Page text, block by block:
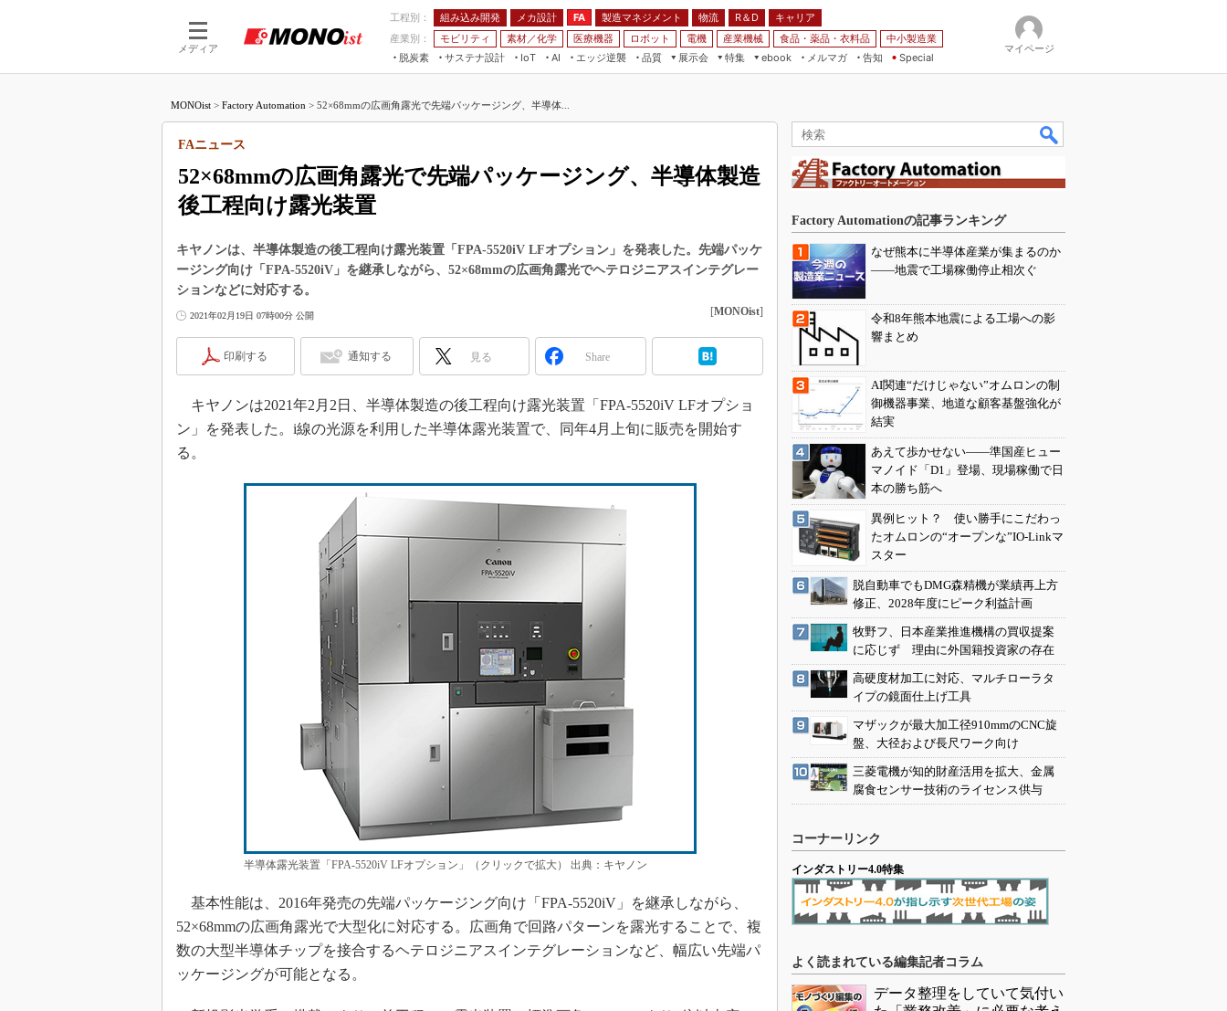
メディア
工程別： 組み込み開発 メカ設計 FA 製造マネジメント 物流 R＆D
キャリア
産業別：
モビリティ 素材／化学 医療機器 ロボット 電機 産業機械 食品・薬品・衣料品
中小製造業
脱炭素
サステナ設計
IoT
つながる工場
AI
AI×設備保全
エッジ逆襲 品質
展示会
JIMTOF
IIFES
TECHNO-FRONTIER
EdgeTech+
日本ものづくりワールド
AUTOMOTIVE WORLD
産業オープンネット展
特集
つながるクルマ
組み込み画像技術
組み込みモデリング
ISO26262
3Dプリンタ
知財マネジメント
海外生産
グローバル設計・開発
制御セキュリティ
新型コロナへの対応
ebook
FA
メルマガ
告知 Special
マイページ
MONOist > Factory Automation > 52×68mmの広画角露光で先端パッケージング、半導体...
52×68mmの広画角露光で先端パッケージング、半導体製造
後工程向け露光装置
FAニュース
キヤノンは、半導体製造の後工程向け露光装置「FPA-5520iV LFオプション」を発表した。先端パッケ
ージング向け「FPA-5520iV」を継承しながら、52×68mmの広画角露光でヘテロジニアスインテグレー
ションなどに対応する。
2021年02月19日 07時00分 公開 [MONOist]
印刷する 通知する 見る Share
キヤノンは2021年2月2日、半導体製造の後工程向け露光装置「FPA-5520iV LFオプショ
ン」を発表した。i線の光源を利用した半導体露光装置で、同年4月上旬に販売を開始す
る。
半導体露光装置「FPA-5520iV LFオプション」（クリックで拡大） 出典：キヤノン
基本性能は、2016年発売の先端パッケージング向け「FPA-5520iV」を継承しながら、
52×68mmの広画角露光で大型化に対応する。広画角で回路パターンを露光することで、複
数の大型半導体チップを接合するヘテロジニアスインテグレーションなど、幅広い先端パ
ッケージングが可能となる。
Factory Automationの記事ランキング
なぜ熊本に半導体産業が集まるのか
――地震で工場稼働停止相次ぐ
令和8年熊本地震による工場への影
響まとめ
AI関連“だけじゃない”オムロンの制
御機器事業、地道な顧客基盤強化が
結実
あえて歩かせない――準国産ヒュー
マノイド「D1」登場、現場稼働で日
本の勝ち筋へ
異例ヒット？ 使い勝手にこだわっ
たオムロンの“オープンな”IO-Linkマ
スター
脱自動車でもDMG森精機が業績再上方
修正、2028年度にピーク利益計画
牧野フ、日本産業推進機構の買収提案
に応じず 理由に外国籍投資家の存在
高硬度材加工に対応、マルチローラタ
イプの鏡面仕上げ工具
マザックが最大加工径910mmのCNC旋
盤、大径および長尺ワーク向け
三菱電機が知的財産活用を拡大、金属
腐食センサー技術のライセンス供与
コーナーリンク
インダストリー4.0特集
よく読まれている編集記者コラム
データ整理をしていて気付い